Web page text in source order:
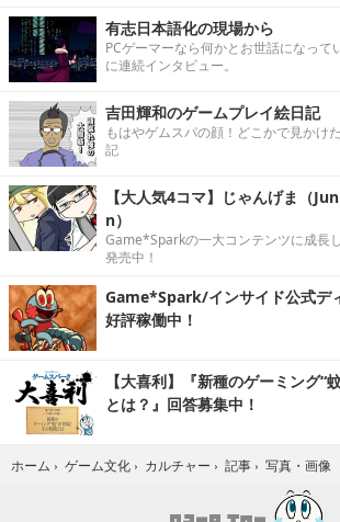
有志日本語化の現場から
PCゲーマーなら何かとお世話になって
に連続インタビュー。
吉田輝和のゲームプレイ絵日記
もはやゲムスパの顔！どこかで見かけ
記
【大人気4コマ】じゃんげま（
n）
Game*Sparkの一大コンテンツに成長
発売中！
Game*Spark/インサイド公式デ
好評稼働中！
【大喜利】『新種のゲーミング“
とは？』回答募集中！
ホーム › ゲーム文化 › カルチャー › 記事 › 写真・画像